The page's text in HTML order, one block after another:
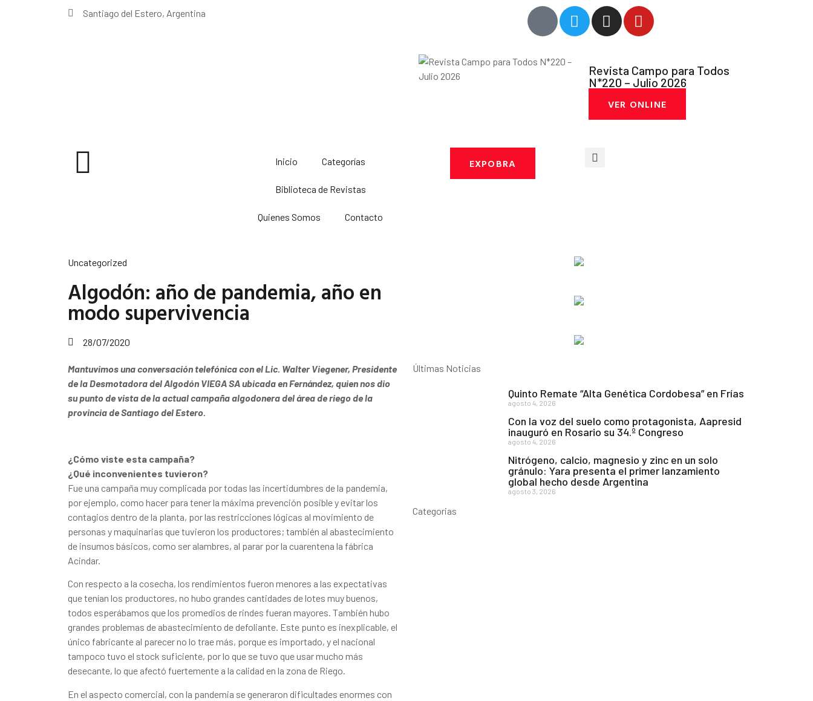
Santiago del Estero, Argentina
Revista Campo para Todos
N*220 – Julio 2026
VER ONLINE
Inicio Categorías
Biblioteca de Revistas
Quienes Somos Contacto
EXPOBRA
Uncategorized
Algodón: año de pandemia, año en
modo supervivencia
28/07/2020
Mantuvimos una conversación telefónica con el Lic. Walter Viegener, Presidente
de la Desmotadora del Algodón VIEGA SA ubicada en Fernández, quien nos dio
su punto de vista de la actual campaña algodonera del área de riego de la
provincia de Santiago del Estero.
¿Cómo viste esta campaña?
¿Qué inconvenientes tuvieron?
Fue una campaña muy complicada por todas las incertidumbres de la pandemia,
por ejemplo, como hacer para tener la máxima prevención posible y evitar los
contagios dentro de la planta, por las restricciones lógicas al movimiento de
personas y maquinarias que tuvieron los productores; también al abastecimiento
de insumos básicos, como ser alambres, al parar por la cuarentena la fábrica
Acindar.
Con respecto a la cosecha, los rendimientos fueron menores a las expectativas
que tenían los productores, no hubo grandes cantidades de lotes muy buenos,
todos esperábamos que los promedios de rindes fueran mayores. También hubo
grandes problemas de abastecimiento de defoliante. Este punto es inexplicable, el
único fabricante al parecer no lo trae más, porque es importado, y el nacional
tampoco tuvo el stock suficiente, por lo que se tuvo que usar mucho más
desecante, lo que afectó fuertemente a la calidad en la zona de Riego.
En el aspecto comercial, con la pandemia se generaron dificultades enormes con
Últimas Noticias
Quinto Remate “Alta Genética Cordobesa” en Frías
agosto 4, 2026
Con la voz del suelo como protagonista, Aapresid
inauguró en Rosario su 34.º Congreso
agosto 4, 2026
Nitrógeno, calcio, magnesio y zinc en un solo
gránulo: Yara presenta el primer lanzamiento
global hecho desde Argentina
agosto 3, 2026
Categorias